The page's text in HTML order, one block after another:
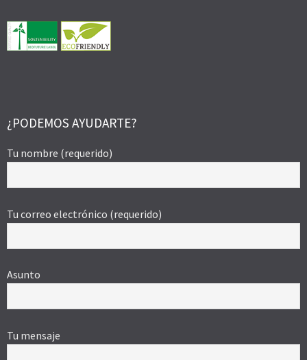
¿PODEMOS AYUDARTE?
Tu nombre (requerido)
Tu correo electrónico (requerido)
Asunto
Tu mensaje